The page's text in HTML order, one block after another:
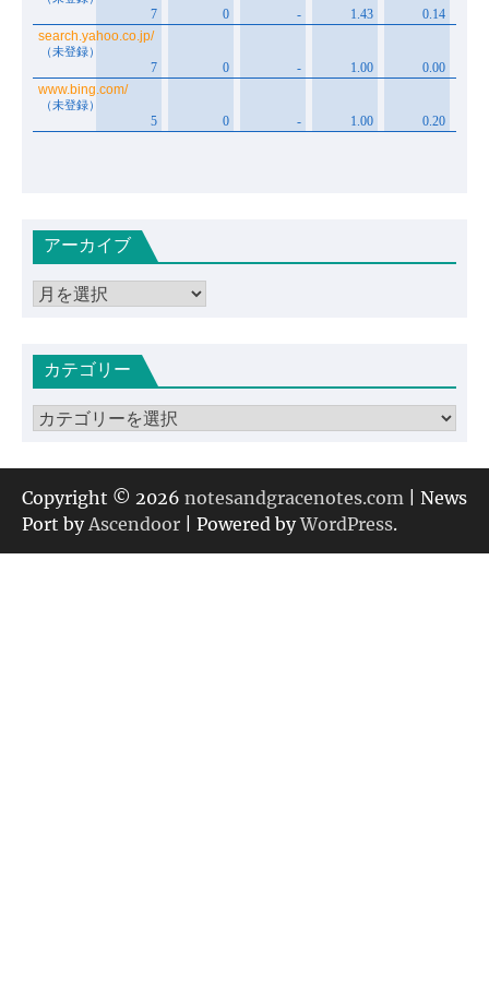
アーカイブ
ア
イカテゴリー
カ
ゴ
リ
ー
Copyright © 2026 notesandgracenotes.com | News
Port byAscendoor | Powered byWordPress.